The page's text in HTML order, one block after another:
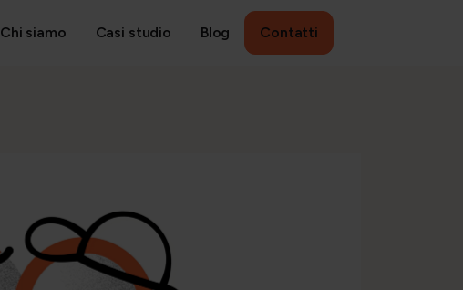
Chi siamo Casi studio Blog Contatti
People strategy e retention